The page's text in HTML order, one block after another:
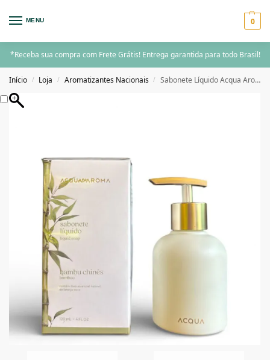
MENU 0
*Receba sua compra com Frete Grátis! Entrega garantida para todo Brasil!
Início / Loja / Aromatizantes Nacionais / Sabonete Líquido Acqua Aroma Dia a Dia 120ml Bambu Chinês